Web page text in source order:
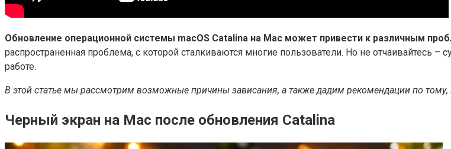
Обновление операционной системы macOS Catalina на Mac может привести к различным
распространенная проблема, с которой сталкиваются многие пользователи. Но не отчаивайтесь
работе.
В этой статье мы рассмотрим возможные причины зависания, а также дадим рекомендации по тому,
Черный экран на Mac после обновления Catalina